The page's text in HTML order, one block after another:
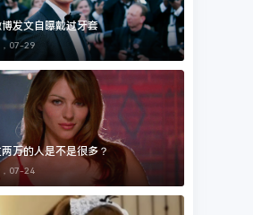
发文自曝戴过牙套
07-29
万的人是不是很多？
07-24